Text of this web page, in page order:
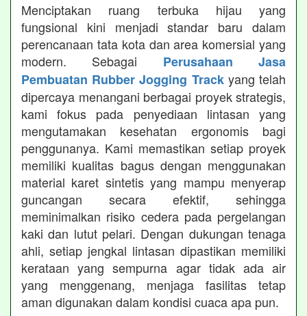
Menciptakan ruang terbuka hijau yang
fungsional kini menjadi standar baru dalam
perencanaan tata kota dan area komersial yang
modern. Sebagai Perusahaan Jasa
Pembuatan Rubber Jogging Trackyang telah
dipercaya menangani berbagai proyek strategis,
kami fokus pada penyediaan lintasan yang
mengutamakan kesehatan ergonomis bagi
penggunanya. Kami memastikan setiap proyek
memiliki kualitas bagus dengan menggunakan
material karet sintetis yang mampu menyerap
guncangan secara efektif, sehingga
meminimalkan risiko cedera pada pergelangan
kaki dan lutut pelari. Dengan dukungan tenaga
ahli, setiap jengkal lintasan dipastikan memiliki
kerataan yang sempurna agar tidak ada air
yang menggenang, menjaga fasilitas tetap
aman digunakan dalam kondisi cuaca apa pun.